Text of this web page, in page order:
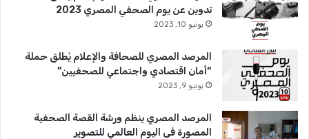
تدوين عن يوم الصحفي المصري 2023
يونيو 10, 2023
المرصد المصري للصحافة والإعلام يُطلق حملة
“أمان اقتصادي واجتماعي للصحفيين”
يونيو 9, 2023
المرصد المصري ينظم ورشة القصة الصحفية
المصورة فى اليوم العالمي للتصوير